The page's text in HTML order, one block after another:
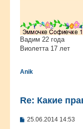
Вадим 22 года
Виолетта 17 лет
Anik
Re: Какие
С
25.06.2014 14:53